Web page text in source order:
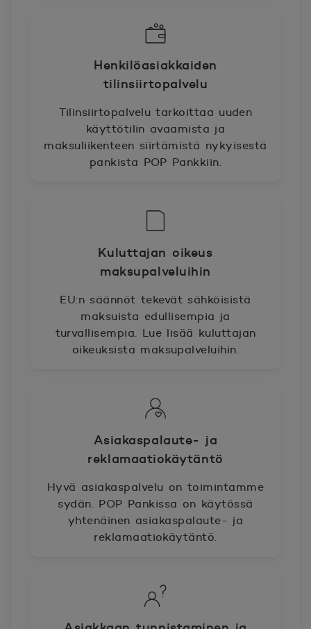
Henkilöasiakkaiden
tilinsiirtopalvelu
Tilinsiirtopalvelu tarkoittaa uuden
käyttötilin avaamista ja
maksuliikenteen siirtämistä nykyisestä
pankista POP Pankkiin.
Kuluttajan oikeus
maksupalveluihin
EU:n säännöt tekevät sähköisistä
maksuista edullisempia ja
turvallisempia. Lue lisää kuluttajan
oikeuksista maksupalveluihin.
Asiakaspalaute- ja
reklamaatiokäytäntö
Hyvä asiakaspalvelu on toimintamme
sydän. POP Pankissa on käytössä
yhtenäinen asiakaspalaute- ja
reklamaatiokäytäntö.